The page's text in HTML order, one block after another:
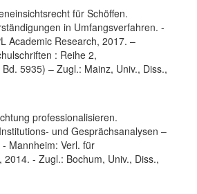
für Schöffen.
in Umfangsverfahren. -
Academic Research, 2017. –
: Reihe 2,
5935) – Zugl.: Mainz, Univ., Diss.,
professionalisieren.
und Gesprächsanalysen –
Mannheim: Verl. für
- Zugl.: Bochum, Univ., Diss.,